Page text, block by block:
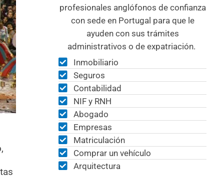
profesionales anglófonos de confianza
con sede en Portugal para que le
ayuden con sus trámites
administrativos o de expatriación.
Inmobiliario
Seguros
Contabilidad
NIF y RNH
Abogado
Empresas
Matriculación
Comprar un vehículo
Arquitectura